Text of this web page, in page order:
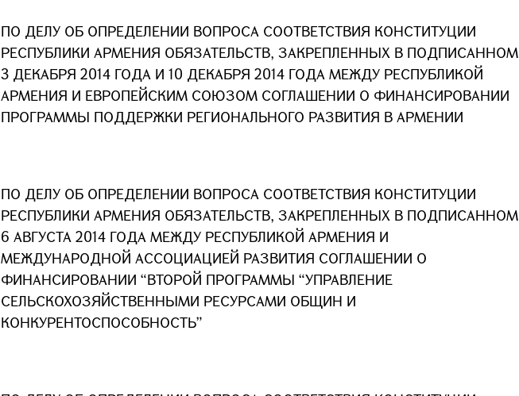
ПО ДЕЛУ ОБ ОПРЕДЕЛЕНИИ ВОПРОСА СООТВЕТСТВИЯ КОНСТИТУЦИИ
РЕСПУБЛИКИ АРМЕНИЯ ОБЯЗАТЕЛЬСТВ, ЗАКРЕПЛЕННЫХ В ПОДПИСАННОМ
3 ДЕКАБРЯ 2014 ГОДА И 10 ДЕКАБРЯ 2014 ГОДА МЕЖДУ РЕСПУБЛИКОЙ
АРМЕНИЯ И ЕВРОПЕЙСКИМ СОЮЗОМ СОГЛАШЕНИИ О ФИНАНСИРОВАНИИ
ПРОГРАММЫ ПОДДЕРЖКИ РЕГИОНАЛЬНОГО РАЗВИТИЯ В АРМЕНИИ
ПО ДЕЛУ ОБ ОПРЕДЕЛЕНИИ ВОПРОСА СООТВЕТСТВИЯ КОНСТИТУЦИИ
РЕСПУБЛИКИ АРМЕНИЯ ОБЯЗАТЕЛЬСТВ, ЗАКРЕПЛЕННЫХ В ПОДПИСАННОМ
6 АВГУСТА 2014 ГОДА МЕЖДУ РЕСПУБЛИКОЙ АРМЕНИЯ И
МЕЖДУНАРОДНОЙ АССОЦИАЦИЕЙ РАЗВИТИЯ СОГЛАШЕНИИ О
ФИНАНСИРОВАНИИ “ВТОРОЙ ПРОГРАММЫ “УПРАВЛЕНИЕ
СЕЛЬСКОХОЗЯЙСТВЕННЫМИ РЕСУРСАМИ ОБЩИН И
КОНКУРЕНТОСПОСОБНОСТЬ”